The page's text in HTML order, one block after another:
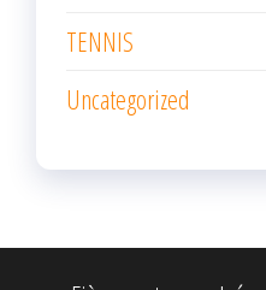
TENNIS
Uncategorized